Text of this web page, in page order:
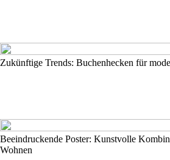
Zukünftige Trends: Buchenhecken für
Beeindruckende Poster: Kunstvolle
Wohnen